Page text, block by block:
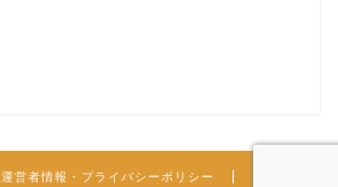
運営者情報・プライバシーポリシー